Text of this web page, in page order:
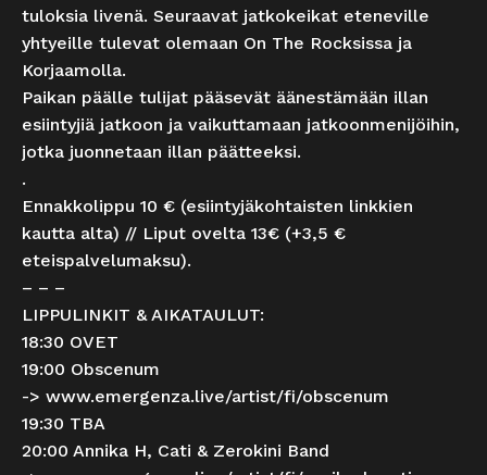
tuloksia livenä. Seuraavat jatkokeikat eteneville
yhtyeille tulevat olemaan On The Rocksissa ja
Korjaamolla.
Paikan päälle tulijat pääsevät äänestämään illan
esiintyjiä jatkoon ja vaikuttamaan jatkoonmenijöihin,
jotka juonnetaan illan päätteeksi.
.
Ennakkolippu 10 € (esiintyjäkohtaisten linkkien
kautta alta) // Liput ovelta 13€ (+3,5 €
eteispalvelumaksu).
– – –
LIPPULINKIT & AIKATAULUT:
18:30 OVET
19:00 Obscenum
-> www.emergenza.live/artist/fi/obscenum
19:30 TBA
20:00 Annika H, Cati & Zerokini Band